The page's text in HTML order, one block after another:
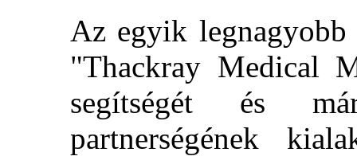
Az egyik
"Thackray Medical
segítségét és
partnerségének